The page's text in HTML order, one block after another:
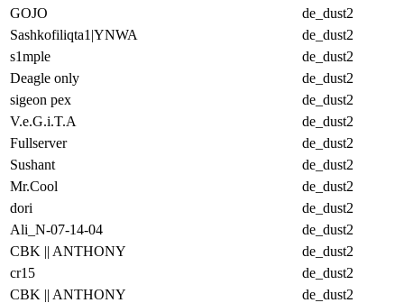
GOJO
de_dust2
Sashkofiliqta1|YNWA
de_dust2
s1mple
de_dust2
Deagle only
de_dust2
sigeon pex
de_dust2
V.e.G.i.T.A
de_dust2
Fullserver
de_dust2
Sushant
de_dust2
Mr.Cool
de_dust2
dori
de_dust2
Ali_N-07-14-04
de_dust2
CBK || ANTHONY
de_dust2
cr15
de_dust2
CBK || ANTHONY
de_dust2